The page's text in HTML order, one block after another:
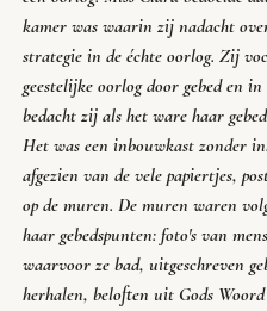
kamer was waarin zij nadacht
strategie in de échte oorlog. Zij
geestelijke oorlog door gebed en in
bedacht zij als het ware haar
Het was een inbouwkast zonder
afgezien van de vele papiertjes,
op de muren. De muren waren
haar gebedspunten: foto's van
waarvoor ze bad, uitgeschreven
herhalen, beloften uit Gods